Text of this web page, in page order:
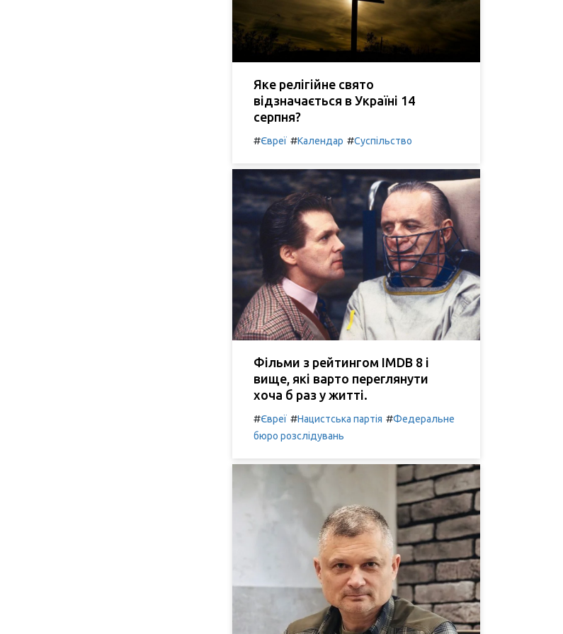
Яке релігійне свято
відзначається в Україні 14
серпня?
#Євреї #Календар #Суспільство
Фільми з рейтингом IMDB 8 і
вище, які варто переглянути
хоча б раз у житті.
#Євреї #Нацистська партія #Федеральне
бюро розслідувань